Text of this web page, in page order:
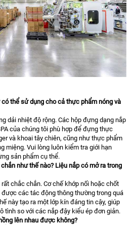
thể sử dụng cho cả thực phẩm nóng và
dải nhiệt độ rộng. Các hộp đựng dạng nắp
của chúng tôi phù hợp để đựng thực
và khoai tây chiên, cũng như thực phẩm
miệng. Vui lòng luôn kiểm tra giới hạn
sản phẩm cụ thể.
như thế nào? Liệu nắp có mở ra trong
chắc chắn. Cơ chế khớp nối hoặc chốt
các tác động thông thường trong quá
này tạo ra một lớp kín đáng tin cậy, giúp
tình so với các nắp đậy kiểu ép đơn giản.
lên nhau được không?